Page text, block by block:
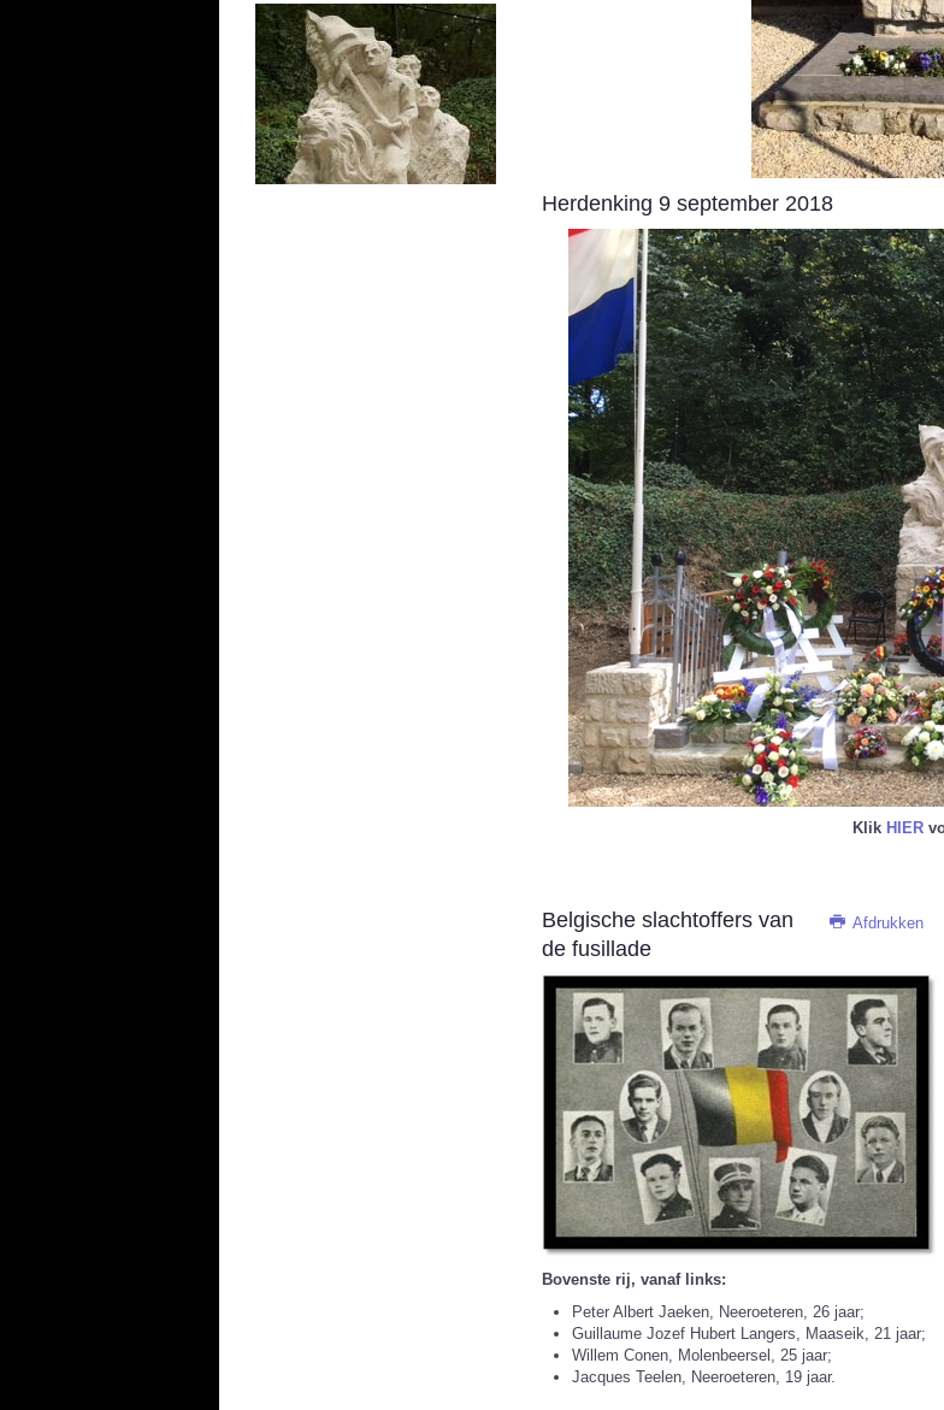
Herdenking 9 september 2018
Klik HIER
Afdrukken
Belgische slachtoffers van
de fusillade
Bovenste rij, vanaf links:
Peter Albert Jaeken, Neeroeteren, 26 jaar;
Guillaume Jozef Hubert Langers, Maaseik, 21 jaar;
Willem Conen, Molenbeersel, 25 jaar;
Jacques Teelen, Neeroeteren, 19 jaar.